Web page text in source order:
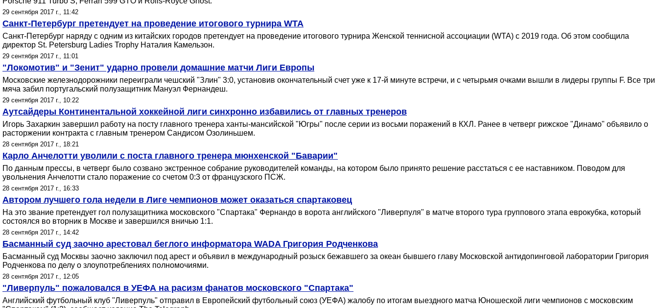
29 сентября 2017 г., 11:42
Санкт-Петербург претендует на проведение итогового турнира WTA
Санкт-Петербург наряду с одним из китайских городов претендует на проведение итогового турнира Женской теннисной ассоциации (WTA) с 2019 года. Об этом сообщила
директор St. Petersburg Ladies Trophy Наталия Камельзон.
29 сентября 2017 г., 11:01
"Локомотив" и "Зенит" ударно провели домашние матчи Лиги Европы
Московские железнодорожники переиграли чешский "Злин" 3:0, установив окончательный счет уже к 17-й минуте встречи, и с четырьмя очками вышли в лидеры группы F. Все три
мяча забил португальский полузащитник Мануэл Фернандеш.
29 сентября 2017 г., 10:22
Аутсайдеры Континентальной хоккейной лиги синхронно избавились от главных тренеров
Игорь Захаркин завершил работу на посту главного тренера ханты-мансийской "Югры" после серии из восьми поражений в КХЛ. Ранее в четверг рижское "Динамо" объявило о
расторжении контракта с главным тренером Сандисом Озолиньшем.
28 сентября 2017 г., 18:21
Карло Анчелотти уволили с поста главного тренера мюнхенской "Баварии"
По данным прессы, в четверг было созвано экстренное собрание руководителей команды, на котором было принято решение расстаться с ее наставником. Поводом для
увольнения Анчелотти стало поражение со счетом 0:3 от французского ПСЖ.
28 сентября 2017 г., 16:33
Автором лучшего гола недели в Лиге чемпионов может оказаться спартаковец
На это звание претендует гол полузащитника московского "Спартака" Фернандо в ворота английского "Ливерпуля" в матче второго тура группового этапа еврокубка, который
состоялся во вторник в Москве и завершился вничью 1:1.
28 сентября 2017 г., 14:42
Басманный суд заочно арестовал беглого информатора WADA Григория Родченкова
Басманный суд Москвы заочно заключил под арест и объявил в международный розыск бежавшего за океан бывшего главу Московской антидопинговой лаборатории Григория
Родченкова по делу о злоупотреблениях полномочиями.
28 сентября 2017 г., 12:05
"Ливерпуль" пожаловался в УЕФА на расизм фанатов московского "Спартака"
Английский футбольный клуб "Ливерпуль" отправил в Европейский футбольный союз (УЕФА) жалобу по итогам выездного матча Юношеской лиги чемпионов с московским